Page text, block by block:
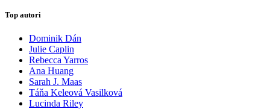
Top autori
Dominik Dán
Julie Caplin
Rebecca Yarros
Ana Huang
Sarah J. Maas
Táňa Keleová Vasilková
Lucinda Riley